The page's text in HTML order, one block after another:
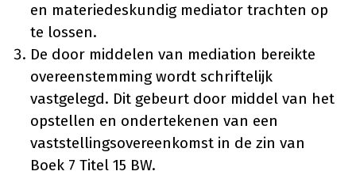
en materiedeskundig mediator trachten op
te lossen.
De door middelen van mediation bereikte
overeenstemming wordt schriftelijk
vastgelegd. Dit gebeurt door middel van het
opstellen en ondertekenen van een
vaststellingsovereenkomst in de zin van
Boek 7 Titel 15 BW.